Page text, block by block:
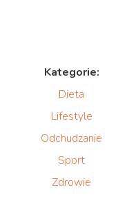
Kategorie:
Dieta
Lifestyle
Odchudzanie
Sport
Zdrowie